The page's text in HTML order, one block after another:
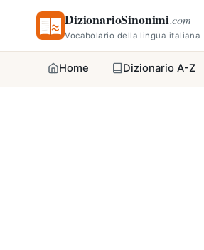
DizionarioSinonimi.com
Vocabolario della lingua italiana
Home Dizionario A-Z